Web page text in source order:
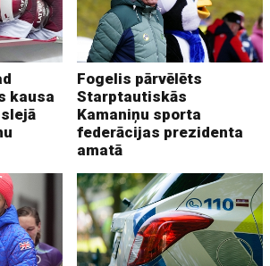
kausa
Fogelis pārvēlēts
Starptautiskās
Kamaniņu sporta
federācijas prezidenta
amatā